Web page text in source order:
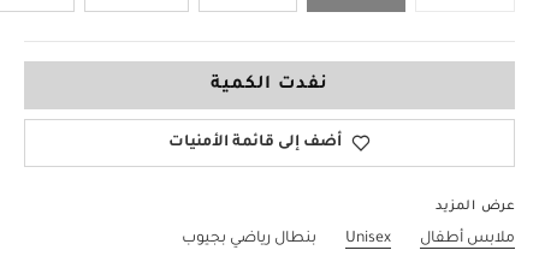
نفدت الكمية
أضف إلى قائمة الأمنيات
عرض المزيد
ملابس أطفال Unisex بنطال رياضي بجيوب